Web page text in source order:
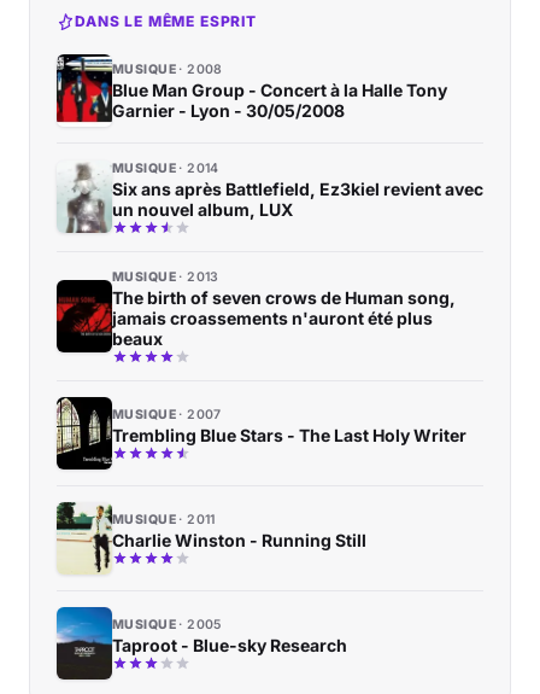
DANS LE MÊME ESPRIT
MUSIQUE 2008
Blue Man Group - Concert à la Halle Tony
Garnier - Lyon - 30/05/2008
MUSIQUE 2014
Six ans après Battlefield, Ez3kiel revient avec
un nouvel album, LUX
MUSIQUE 2013
The birth of seven crows de Human song,
jamais croassements n'auront été plus
beaux
MUSIQUE 2007
Trembling Blue Stars - The Last Holy Writer
MUSIQUE 2011
Charlie Winston - Running Still
MUSIQUE 2005
Taproot - Blue-sky Research